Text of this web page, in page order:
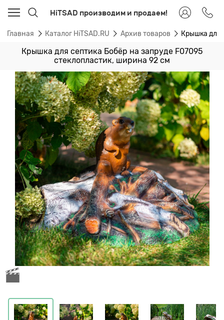
HiTSAD производим и продаем!
Главная Каталог HiTSAD.RU Архив товаров Крышка для
Крышка для септика Бобёр на запруде F07095
стеклопластик, ширина 92 см